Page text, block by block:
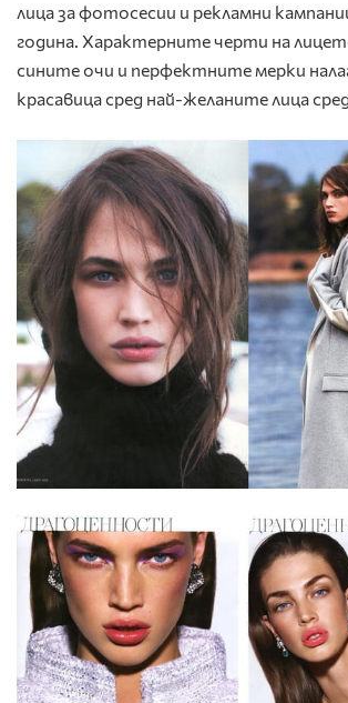
лица за фотосесии и рекламни
година. Характерните черти на
сините очи и перфектните мерки
красавица сред най-желаните лица